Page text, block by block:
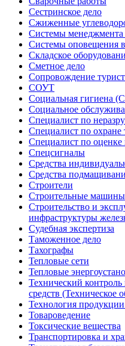
Сестринское дело
Сжиженные
Системы менеджмента
Системы оповещения
Складское
Сметное дело
Сопровождение
СОУТ
Социальная гигиена
Социальное
Специалист по
Специалист по охране
Специалист по оценке
Спецсигналы
Средства
Средства
Строители
Строительные машины
Строительство и
инфраструктуры
Судебная экспертиза
Таможенное дело
Тахографы
Тепловые сети
Тепловые
Технический
средств (Техническое
Технология
Товароведение
Токсические вещества
Транспортировка и